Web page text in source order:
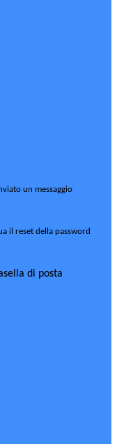
un messaggio
il reset della password
di posta